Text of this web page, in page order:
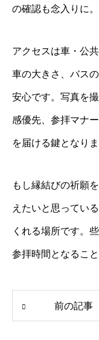
の確認も念入りに。
アクセスは車・公
車の大きさ、バス
安心です。写真を
感優先、参拝マナ
を届ける鍵となりま
もし縁結びの祈願
えたいと思ってい
くれる場所です。
参拝時間となるこ
前の記事